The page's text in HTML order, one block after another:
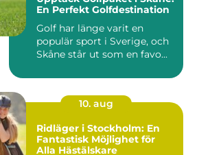
En Perfekt Golfdestination
Golf har länge varit en
populär sport i Sverige, och
Skåne står ut som en favo...
10. aug
Ridläger i Stockholm: En
Fantastisk Möjlighet för
Alla Hästälskare